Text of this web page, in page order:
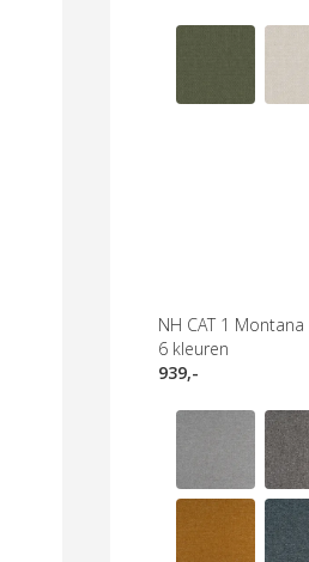
NH CAT 1 Montana
6 kleuren
939,-